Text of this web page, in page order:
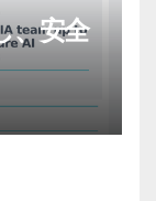
、安全